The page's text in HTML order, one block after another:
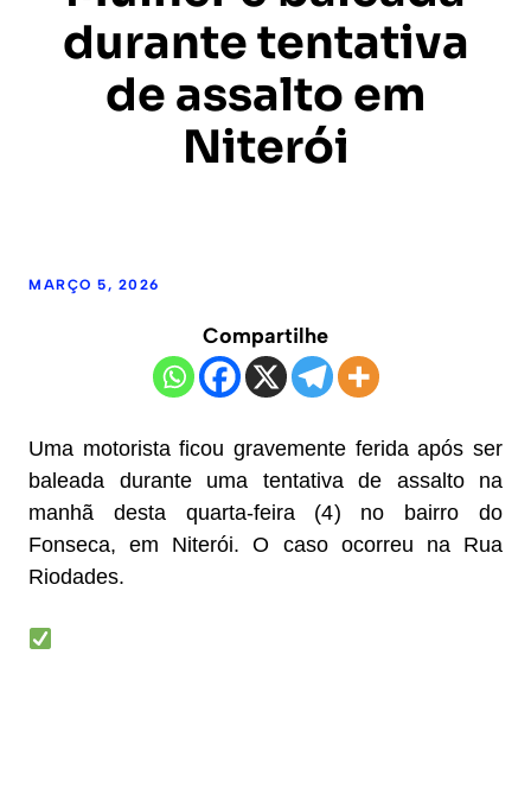
durante tentativa
de assalto em
Niterói
MARÇO 5, 2026
Compartilhe
Uma motorista ficou gravemente ferida após ser
baleada durante uma tentativa de assalto na
manhã desta quarta-feira (4) no bairro do
Fonseca, em Niterói. O caso ocorreu na Rua
Riodades.